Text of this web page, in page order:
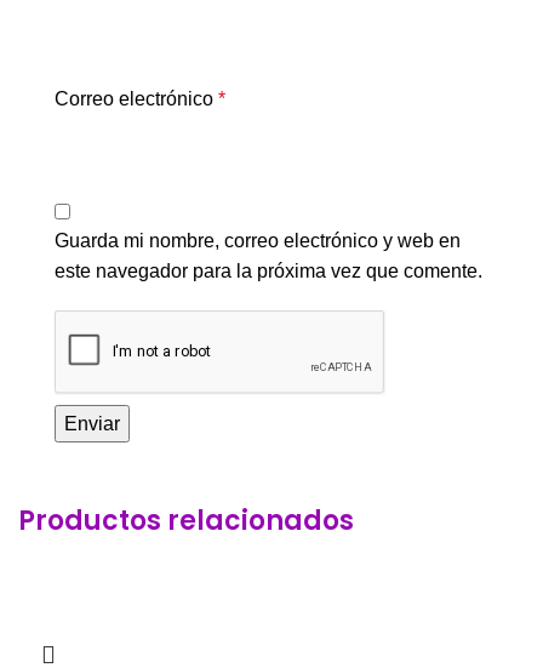
Correo electrónico *
Guarda mi nombre, correo electrónico y web en
este navegador para la próxima vez que comente.
Productos relacionados